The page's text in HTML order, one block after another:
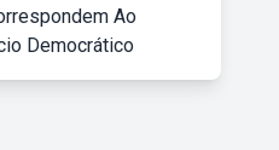
Ao
Democrático